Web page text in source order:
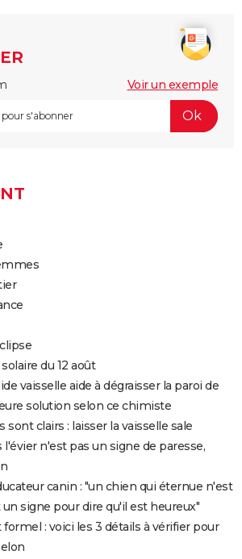
Voir un exemple
du 12 août
vaisselle aide à dégraisser la paroi de
solution selon ce chimiste
sont clairs : laisser la vaisselle sale
n'est pas un signe de paresse,
canin : "un chien qui éternue n'est
un signe pour dire qu'il est heureux"
: voici les 3 détails à vérifier pour